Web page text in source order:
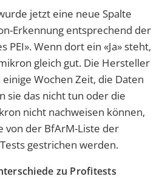
jetzt eine neue Spalte
Erkennung entsprechend der
PEI». Wenn dort ein «Ja» steht,
gleich gut. Die Hersteller
einige Wochen Zeit, die Daten
sie das nicht tun oder die
nicht nachweisen können,
von der BfArM-Liste der
gestrichen werden.
zu Profitests